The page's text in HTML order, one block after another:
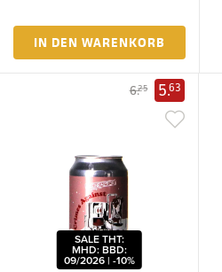
IN DEN WARENKORB
6.25 5.63
SALE THT:
MHD: BBD:
09/2026 | -10%